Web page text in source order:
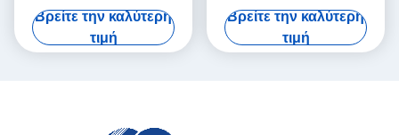
μετάλλων συγκολλητικοί
διαφανείς άσπροι
Βρείτε την καλύτερη
τιμή
συγκολλητική κόλλα
λειωμένων μετάλλων της
EVA καυτή για τη βιβλιοδεσία
Βρείτε την καλύτερη
τιμή